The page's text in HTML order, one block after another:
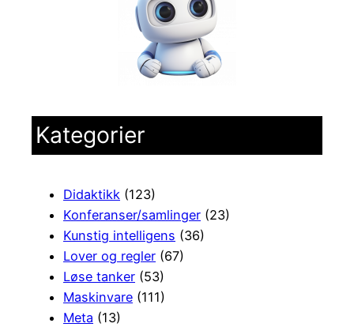
Kategorier
Didaktikk (123)
Konferanser/samlinger (23)
Kunstig intelligens (36)
Lover og regler (67)
Løse tanker (53)
Maskinvare (111)
Meta (13)